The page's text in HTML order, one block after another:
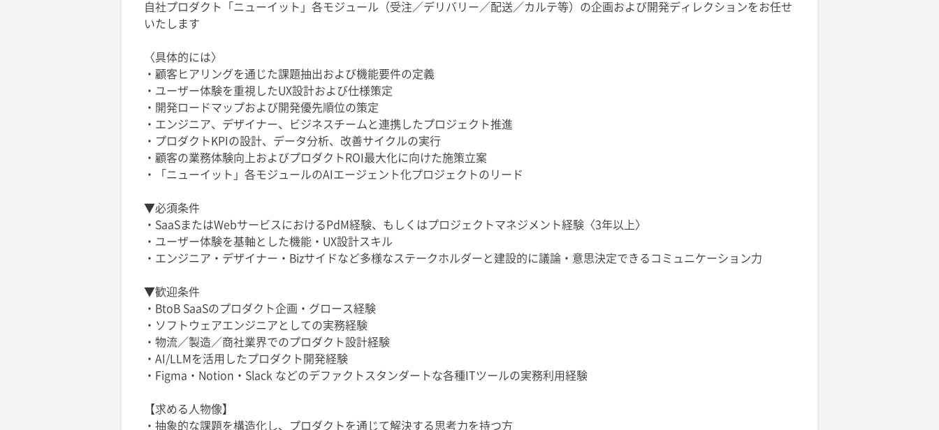
自社プロダクト「ニューイット」各モジュール（受注／デリバリー／配送／カルテ等）の企画および開発ディレクションをお任せ
いたします
〈具体的には〉
・顧客ヒアリングを通じた課題抽出および機能要件の定義
・ユーザー体験を重視したUX設計および仕様策定
・開発ロードマップおよび開発優先順位の策定
・エンジニア、デザイナー、ビジネスチームと連携したプロジェクト推進
・プロダクトKPIの設計、データ分析、改善サイクルの実行
・顧客の業務体験向上およびプロダクトROI最大化に向けた施策立案
・「ニューイット」各モジュールのAIエージェント化プロジェクトのリード
▼必須条件
・SaaSまたはWebサービスにおけるPdM経験、もしくはプロジェクトマネジメント経験〈3年以上〉
・ユーザー体験を基軸とした機能・UX設計スキル
・エンジニア・デザイナー・Bizサイドなど多様なステークホルダーと建設的に議論・意思決定できるコミュニケーション力
▼歓迎条件
・BtoB SaaSのプロダクト企画・グロース経験
・ソフトウェアエンジニアとしての実務経験
・物流／製造／商社業界でのプロダクト設計経験
・AI/LLMを活用したプロダクト開発経験
・Figma・Notion・Slack などのデファクトスタンダートな各種ITツールの実務利用経験
【求める人物像】
・抽象的な課題を構造化し、プロダクトを通じて解決する思考力を持つ方